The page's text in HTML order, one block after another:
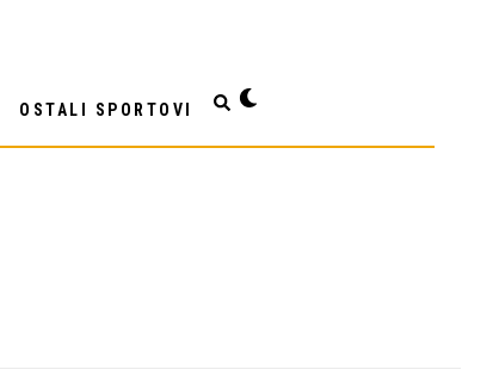
OSTALI SPORTOVI